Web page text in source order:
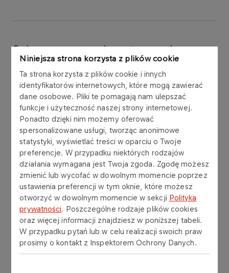
Niniejsza strona korzysta z plików cookie
Ta strona korzysta z plików cookie i innych
identyfikatorów internetowych, które mogą zawierać
dane osobowe. Pliki te pomagają nam ulepszać
funkcje i użyteczność naszej strony internetowej.
Ponadto dzięki nim możemy oferować
spersonalizowane usługi, tworząc anonimowe
statystyki, wyświetlać treści w oparciu o Twoje
preferencje. W przypadku niektórych rodzajów
działania wymagana jest Twoja zgoda. Zgodę możesz
zmienić lub wycofać w dowolnym momencie poprzez
ustawienia preferencji w tym oknie, które możesz
otworzyć w dowolnym momencie w sekcji Polityka
prywatności. Poszczególne rodzaje plików cookies
oraz więcej informacji znajdziesz w poniższej tabeli.
W przypadku pytań lub w celu realizacji swoich praw
prosimy o kontakt z Inspektorem Ochrony Danych.
Ogłaszamy wszczęcie postępowania
kwalifikacyjnego do spółki ORLEN
Administracja sp. z o.o. na stanowisko
Członka Zarządu.
Ogłoszenie jest ważne od 10.06 do 18.06.2024 r.
Więcej informacji znajduje siętutaj.
Inne aktualności
AKTUALNOŚCI 30.01.2026
Zasady wystawiania i